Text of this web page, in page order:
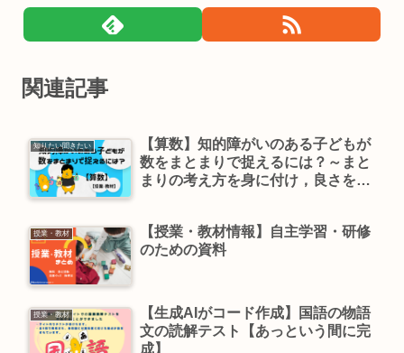
関連記事
知りたい聞きたい
【算数】知的障がいのある子どもが
数をまとまりで捉えるには？～まと
まりの考え方を身に付け，良さを感
授業・教材
【授業・教材情報】自主学習・研修
のための資料
授業・教材
【生成AIがコード作成】国語の物語
文の読解テスト【あっという間に完
成】